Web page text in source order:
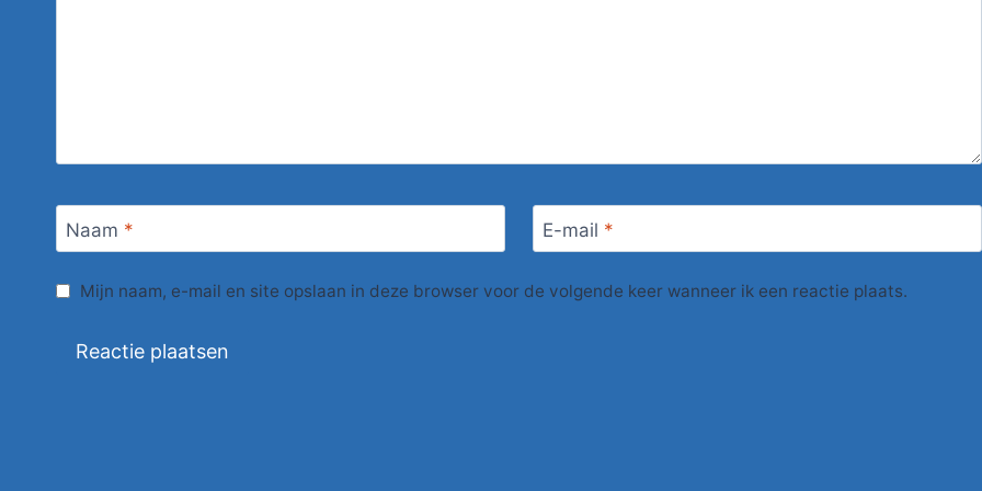
Naam * E-mail *
Mijn naam, e-mail en site opslaan in deze browser voor de volgende keer wanneer ik een reactie plaats.